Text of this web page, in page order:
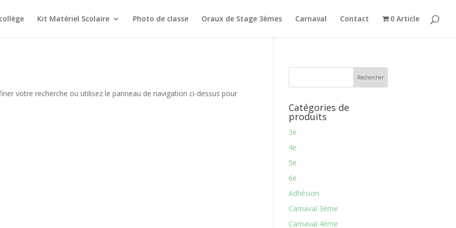
Kit Matériel Scolaire Photo de classe Oraux de Stage 3èmes Carnaval Contact 0 Article
votre recherche ou utilisez le panneau de navigation ci-dessus pour
Catégories de
produits
3e
4e
5e
6e
Adhésion
Carnaval 3ème
Carnaval 4ème